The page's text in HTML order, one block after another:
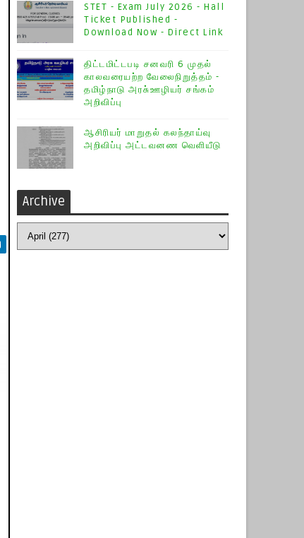
STET - Exam July 2026 - Hall
Ticket Published -
Download Now - Direct Link
திட்டமிட்டபடி சனவரி 6 முதல்
காலவரையற்ற வேலைநிறுத்தம் -
தமிழ்நாடு அரசு்ஊழியர் சங்கம்
அறிவிப்பு
ஆசிரியர் மாறுதல் கலந்தாய்வு
அறிவிப்பு அட்டவனண வெளியீடு
Archive